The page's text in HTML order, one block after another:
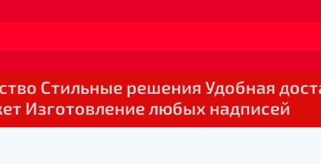
Стильные решения Удобная
Изготовление любых надписей